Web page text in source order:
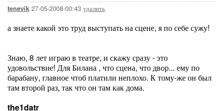
tenevik 27-05-2008-00:43 удалить
а знаете какой это труд выступать на сцене, я по себе сужу!
Знаю, 8 лет играю в театре, и скажу сразу - это
удовольствие! Для Билана , что сцена, что двор... ему по
барабану, главное чтоб платили неплохо. К тому-же он был
там второй раз, так что он там как дома.
the1datr